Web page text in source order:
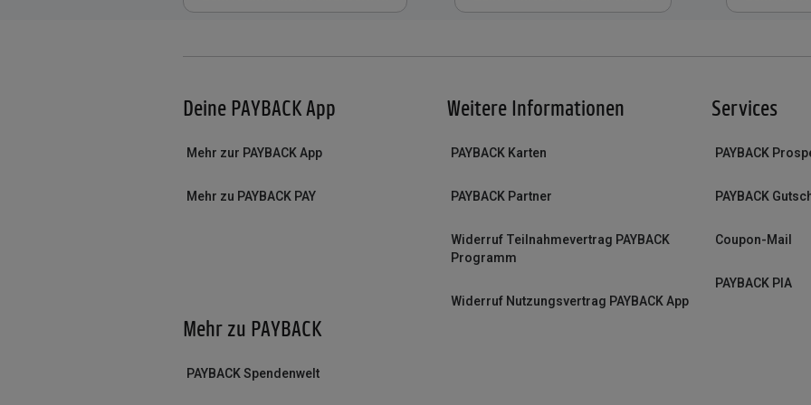
Deine PAYBACK App
Mehr zur PAYBACK App
Mehr zu PAYBACK PAY
Weitere Informationen
PAYBACK Karten
PAYBACK Partner
Widerruf Teilnahmevertrag PAYBACK
Programm
Widerruf Nutzungsvertrag PAYBACK App
Services
PAYBACK
PAYBACK
Coupon-Mail
PAYBACK PIA
Mehr zu PAYBACK
PAYBACK Spendenwelt